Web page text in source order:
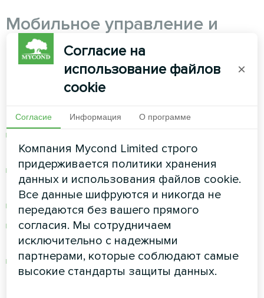
Мобильное управление и
мониторинг
Дистанционный контроль
мира
Мониторинг потребления энергии в
реальном времени
Программирование расписания работы
Получение уведомлений о состоянии
системы
Статистика эффективности и экономии
Согласие на
использование файлов
cookie
×
Согласие Информация О программе
Компания Mycond Limited строго
придерживается политики хранения
данных и использования файлов cookie.
Все данные шифруются и никогда не
передаются без вашего прямого
согласия. Мы сотрудничаем
исключительно с надежными
партнерами, которые соблюдают самые
высокие стандарты защиты данных.